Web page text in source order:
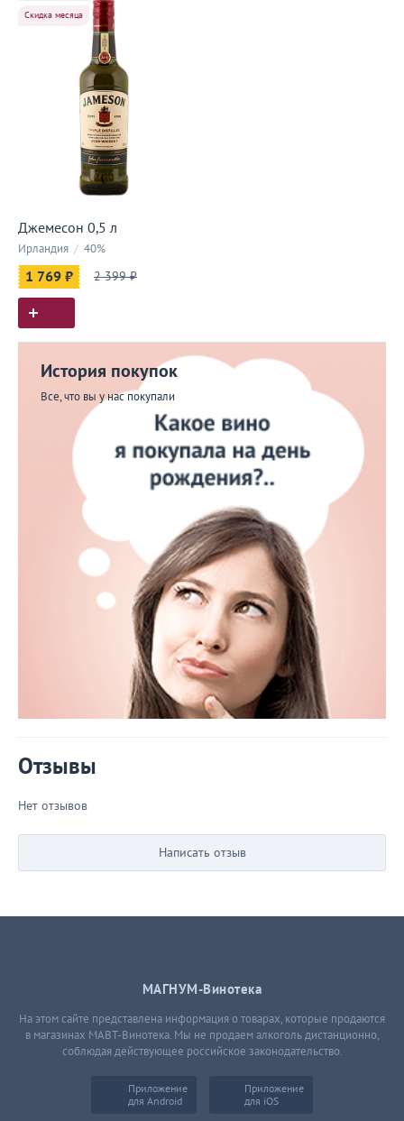
Скидка месяца
Джемесон 0,5 л
Ирландия / 40%
1 769 ₽ 2 399 ₽
История покупок
Все, что вы у нас покупали
Отзывы
Нет отзывов
Написать отзыв
МАГНУМ-Винотека
На этом сайте представлена информация о товарах, которые продаются
в магазинах МАВТ-Винотека. Мы не продаем алкоголь дистанционно,
соблюдая действующее российское законодательство.
Приложение
для Android
Приложение
для iOS